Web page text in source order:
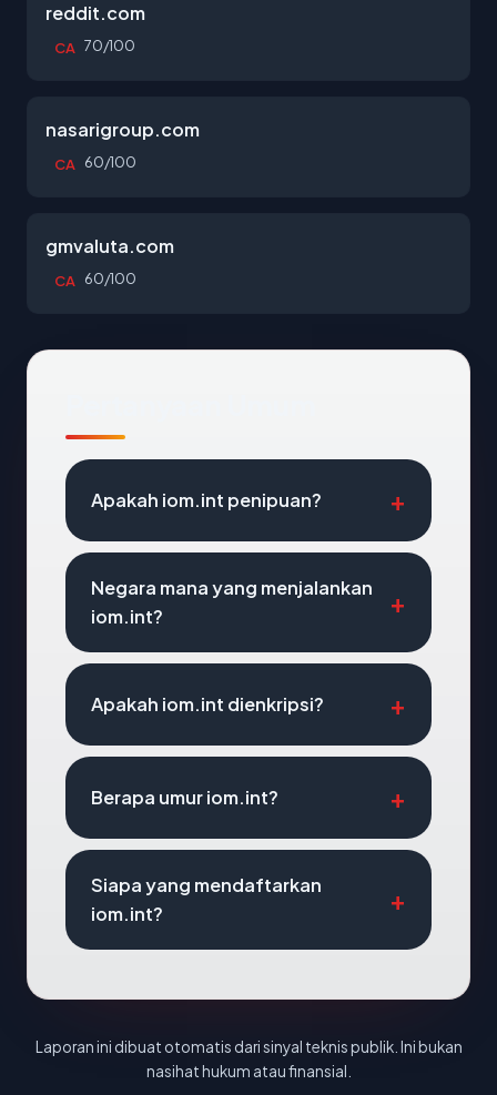
reddit.com
CA 70/100
nasarigroup.com
CA 60/100
gmvaluta.com
CA 60/100
Apakah iom.int penipuan?
Negara mana yang menjalankan
iom.int?
Apakah iom.int dienkripsi?
Berapa umur iom.int?
Siapa yang mendaftarkan
iom.int?
Laporan ini dibuat otomatis dari sinyal teknis publik. Ini bukan
nasihat hukum atau finansial.